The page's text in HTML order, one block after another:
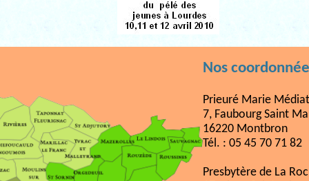
Nos
Prieuré Marie
7, Faubourg Saint
16220 Montbron
Tél. : 05 45 70 71 82
Presbytère de La